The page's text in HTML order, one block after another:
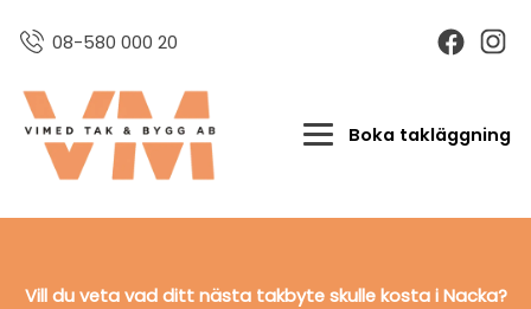
08-580 000 20
Boka takläggning
Vill du veta vad ditt nästa takbyte skulle kosta i Nacka?